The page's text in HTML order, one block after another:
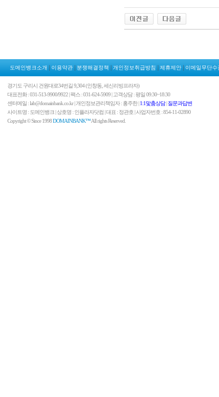
도메인뱅크소개 이용약관 분쟁해결정책 개인정보취급방침 제휴제안 이메일무단수
경기도 구리시 건원대로34번길 9,304 (인창동, 세신리빙프라자)
대표전화 : 031-513-9900/9922 | 팩스 : 031-624-5909 | 고객상담 : 평일 09:30~18:30
센터메일 : lab@domainbank.co.kr | 개인정보관리책임자 : 홍주한 |1:1맟춤상담|질문과답변
사이트명 : 도메인뱅크 | 상호명 : 인플라자닷컴 | 대표 : 정관호 | 사업자번호 : 854-11-02890
Copyright © Since 1998DOMAINBANK™All rights Reserved.